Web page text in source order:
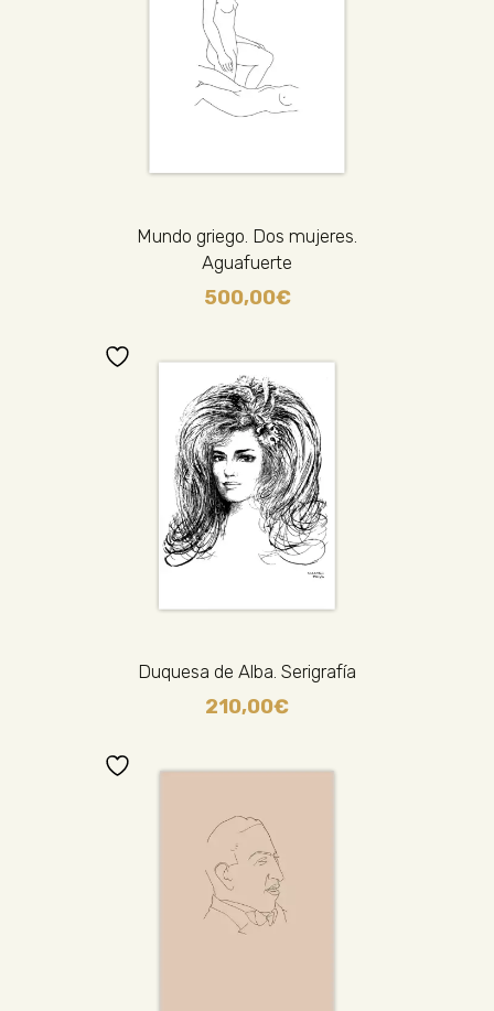
Mundo griego. Dos mujeres.
Aguafuerte
500,00€
Duquesa de Alba. Serigrafía
210,00€